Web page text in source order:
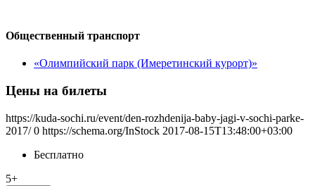
Общественный транспорт
«Олимпийский парк (Имеретинский курорт)»
Цены на билеты
https://kuda-sochi.ru/event/den-rozhdenija-baby-jagi-v-sochi-parke-
2017/ 0 https://schema.org/InStock 2017-08-15T13:48:00+03:00
Бесплатно
5+